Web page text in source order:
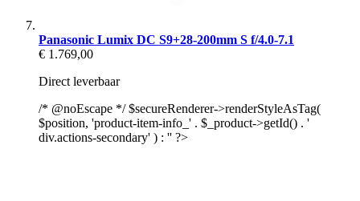
Panasonic Lumix DC S9+28-200mm S f/4.0-7.1
€ 1.769,00
Direct leverbaar
/* @noEscape */ $secureRenderer->renderStyleAsTag(
$position, 'product-item-info_' . $_product->getId() . '
div.actions-secondary' ) : '' ?>